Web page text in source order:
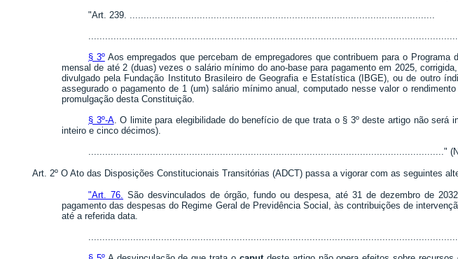
"Art. 239. .............................................................................................................
§ 3ºAos empregados que percebam de empregadores que contribuem para o
mensal de até 2 (duas) vezes o salário mínimo do ano-base para pagamento em 2025,
divulgado pela Fundação Instituto Brasileiro de Geografia e Estatística (IBGE), ou de outro
assegurado o pagamento de 1 (um) salário mínimo anual, computado nesse valor o
promulgação desta Constituição.
§ 3º-A. O limite para elegibilidade do benefício de que trata o § 3º deste artigo não
inteiro e cinco décimos).
..............................................................................................................................."
Art. 2º O Ato das Disposições Constitucionais Transitórias (ADCT) passa a vigorar com as seguintes
"Art. 76. São desvinculados de órgão, fundo ou despesa, até 31 de dezembro de
pagamento das despesas do Regime Geral de Previdência Social, às contribuições de
até a referida data.